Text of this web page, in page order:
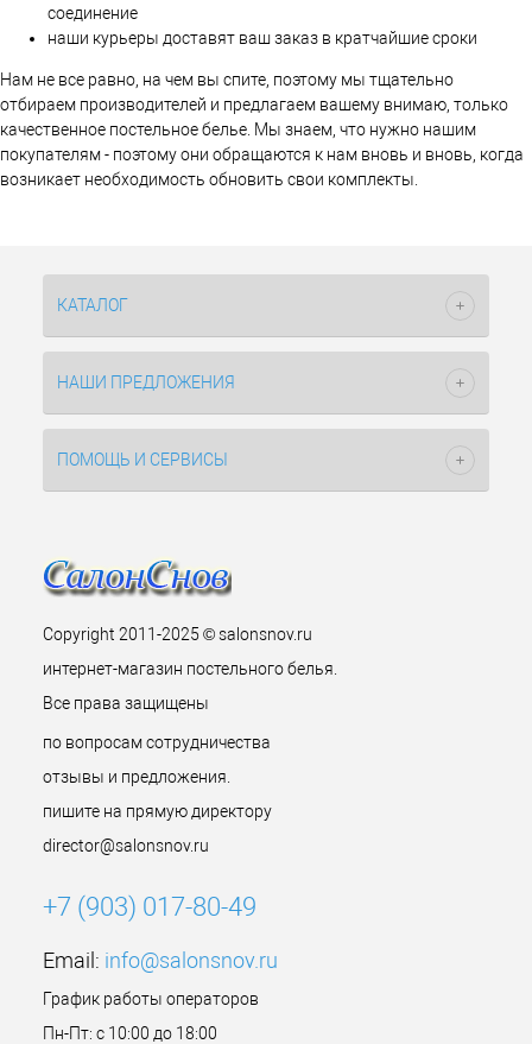
соединение
наши курьеры доставят ваш заказ в кратчайшие сроки
Нам не все равно, на чем вы спите, поэтому мы тщательно
отбираем производителей и предлагаем вашему внимаю, только
качественное постельное белье. Мы знаем, что нужно нашим
покупателям - поэтому они обращаются к нам вновь и вновь, когда
возникает необходимость обновить свои комплекты.
КАТАЛОГ
НАШИ ПРЕДЛОЖЕНИЯ
ПОМОЩЬ И СЕРВИСЫ
Copyright 2011-2025 © salonsnov.ru
интернет-магазин постельного белья.
Все права защищены
по вопросам сотрудничества
отзывы и предложения.
пишите на прямую директору
director@salonsnov.ru
+7 (903) 017-80-49
Email: info@salonsnov.ru
График работы операторов
Пн-Пт: с 10:00 до 18:00